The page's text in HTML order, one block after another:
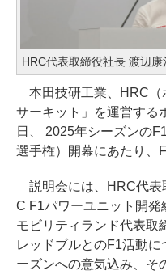
HRC代表取締役社長 渡辺康
本田技研工業、HRC（
サーキット」を運営する
日、 2025年シーズンの
選手権）開幕にあたり、
説明会には、HRC代表
C F1パワーユニット開
モビリティランド代表取
レッドブルとのF1活動
ーズンへの意気込み、そ